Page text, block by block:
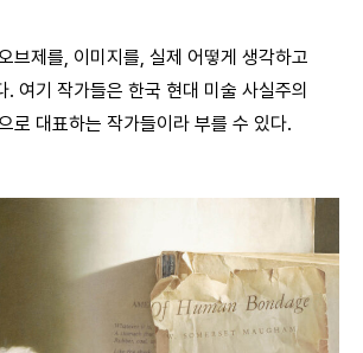
브제를, 이미지를, 실제 어떻게 생각하고
. 여기 작가들은 한국 현대 미술 사실주의
로 대표하는 작가들이라 부를 수 있다.